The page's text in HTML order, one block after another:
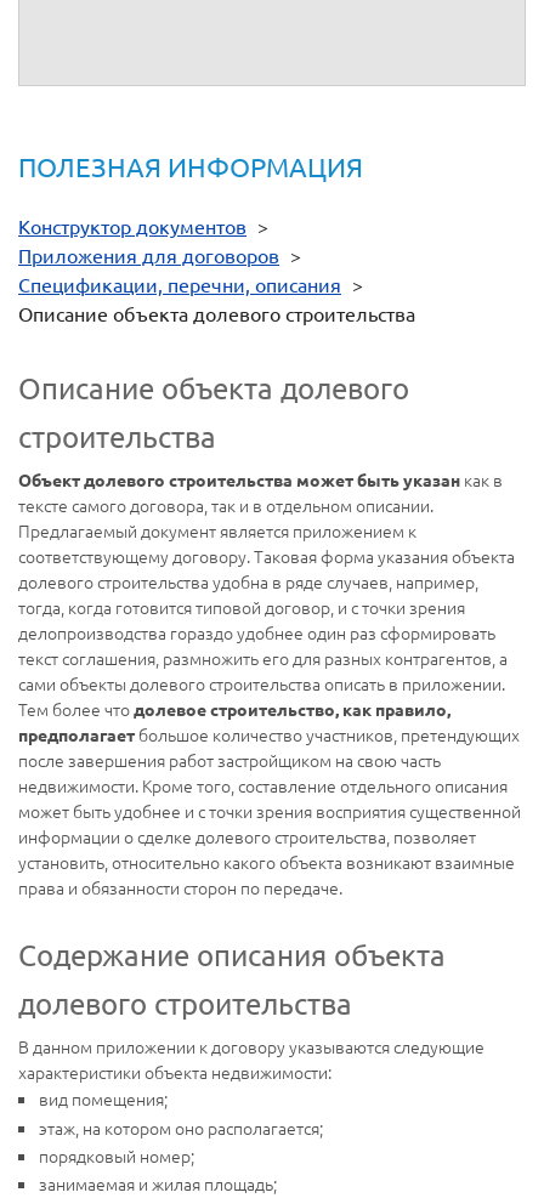
ПОЛЕЗНАЯ ИНФОРМАЦИЯ
Конструктор документов >
Приложения для договоров >
Спецификации, перечни, описания >
Описание объекта долевого строительства
Описание объекта долевого
строительства
Объект долевого строительства может быть указан как в
тексте самого договора, так и в отдельном описании.
Предлагаемый документ является приложением к
соответствующему договору. Таковая форма указания объекта
долевого строительства удобна в ряде случаев, например,
тогда, когда готовится типовой договор, и с точки зрения
делопроизводства гораздо удобнее один раз сформировать
текст соглашения, размножить его для разных контрагентов, а
сами объекты долевого строительства описать в приложении.
Тем более чтодолевое строительство, как правило,
предполагает большое количество участников, претендующих
после завершения работ застройщиком на свою часть
недвижимости. Кроме того, составление отдельного описания
может быть удобнее и с точки зрения восприятия существенной
информации о сделке долевого строительства, позволяет
установить, относительно какого объекта возникают взаимные
права и обязанности сторон по передаче.
Содержание описания объекта
долевого строительства
В данном приложении к договору указываются следующие
характеристики объекта недвижимости:
вид помещения;
этаж, на котором оно располагается;
порядковый номер;
занимаемая и жилая площадь;